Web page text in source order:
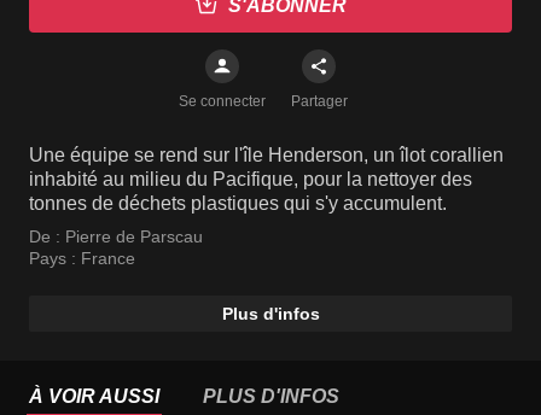
S'ABONNER
Se connecter Partager
Une équipe se rend sur l'île Henderson, un îlot corallien
inhabité au milieu du Pacifique, pour la nettoyer des
tonnes de déchets plastiques qui s'y accumulent.
De : Pierre de Parscau
Pays : France
Plus d'infos
À VOIR AUSSI PLUS D'INFOS